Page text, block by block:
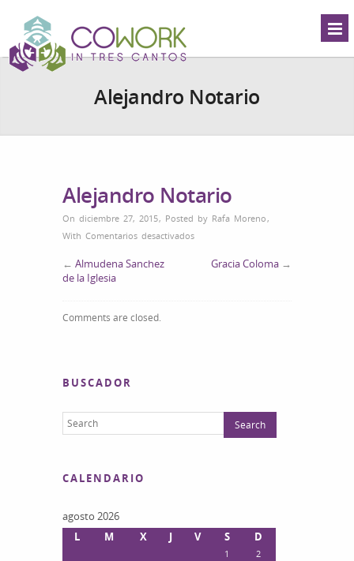
Alejandro Notario
Alejandro Notario
On diciembre 27, 2015, Posted by Rafa Moreno,
With Comentarios desactivadosen
Notario
← Almudena Sanchez
de la Iglesia
Gracia Coloma →
Comments are closed.
BUSCADOR
CALENDARIO
agosto 2026
L
M X J V S D
1
2